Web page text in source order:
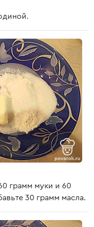
грамм муки и 60
30 грамм масла.